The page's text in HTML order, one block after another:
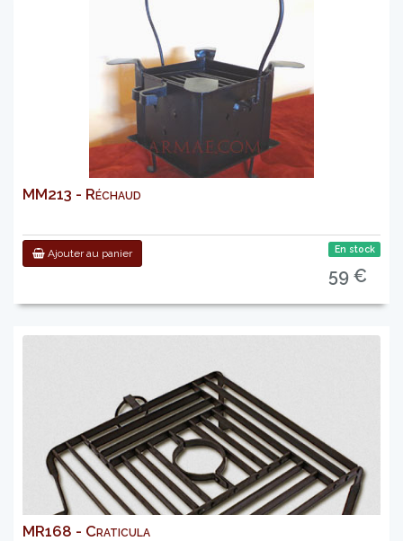
MM213 - Réchaud
Ajouter au panier En stock
59 €
MR168 - Craticula